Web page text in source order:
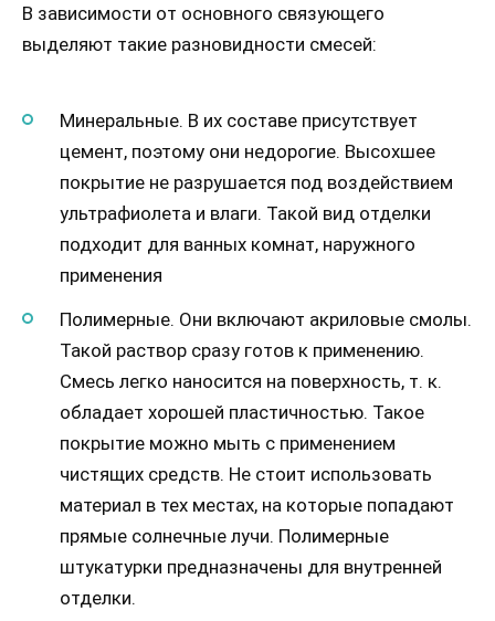
В зависимости от основного связующего
выделяют такие разновидности смесей:
Минеральные. В их составе присутствует
цемент, поэтому они недорогие. Высохшее
покрытие не разрушается под воздействием
ультрафиолета и влаги. Такой вид отделки
подходит для ванных комнат, наружного
применения
Полимерные. Они включают акриловые смолы.
Такой раствор сразу готов к применению.
Смесь легко наносится на поверхность, т. к.
обладает хорошей пластичностью. Такое
покрытие можно мыть с применением
чистящих средств. Не стоит использовать
материал в тех местах, на которые попадают
прямые солнечные лучи. Полимерные
штукатурки предназначены для внутренней
отделки.